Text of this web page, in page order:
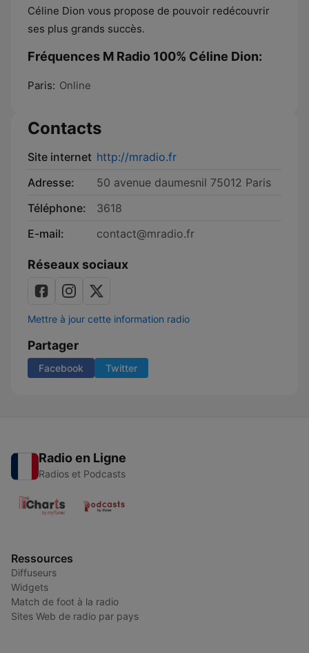
Céline Dion vous propose de pouvoir redécouvrir
ses plus grands succès.
Fréquences M Radio 100% Céline Dion:
Paris: Online
Contacts
Site internet http://mradio.fr
Adresse:
50 avenue daumesnil 75012 Paris
Téléphone:
3618
E-mail:
contact@mradio.fr
Réseaux sociaux
Mettre à jour cette information radio
Partager
Facebook Twitter
Radio en Ligne
Radios et Podcasts
Ressources
Diffuseurs
Widgets
Match de foot à la radio
Sites Web de radio par pays